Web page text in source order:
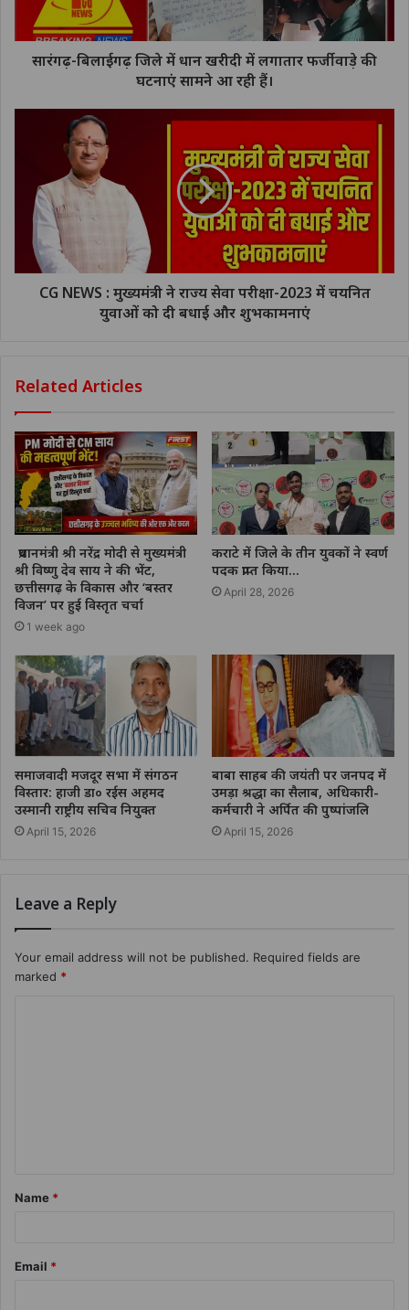
सारंगढ़-बिलाईगढ़ जिले में धान खरीदी में लगातार फर्जीवाड़े की
घटनाएं सामने आ रही हैं।
CG NEWS : मुख्यमंत्री ने राज्य सेवा परीक्षा-2023 में चयनित
युवाओं को दी बधाई और शुभकामनाएं
Related Articles
प्रधानमंत्री श्री नरेंद्र मोदी से मुख्यमंत्री
श्री विष्णु देव साय ने की भेंट,
छत्तीसगढ़ के विकास और ‘बस्तर
विजन’ पर हुई विस्तृत चर्चा
1 week ago
कराटे में जिले के तीन युवकों ने स्वर्ण
पदक प्राप्त किया…
April 28, 2026
समाजवादी मजदूर सभा में संगठन
विस्तार: हाजी डा० रईस अहमद
उस्मानी राष्ट्रीय सचिव नियुक्त
April 15, 2026
बाबा साहब की जयंती पर जनपद में
उमड़ा श्रद्धा का सैलाब, अधिकारी-
कर्मचारी ने अर्पित की पुष्पांजलि
April 15, 2026
Leave a Reply
Your email address will not be published. Required fields are
marked *
Name *
Email *